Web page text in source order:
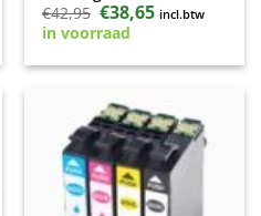
€42,95 Oorspronkelijke
prijs
was:
€38,65Huidige
prijs
incl.btw
in voorraad